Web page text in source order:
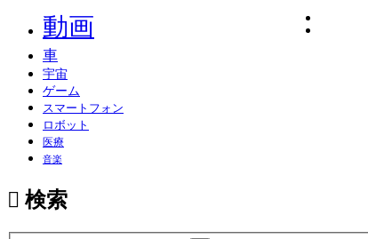
動画
車
宇宙
ゲーム
スマートフォン
ロボット
医療
音楽
検索